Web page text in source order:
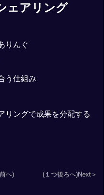
ェアリング
りんぐ
う仕組み
リングで成果を分配する
へ) (１つ後ろへ)Next＞